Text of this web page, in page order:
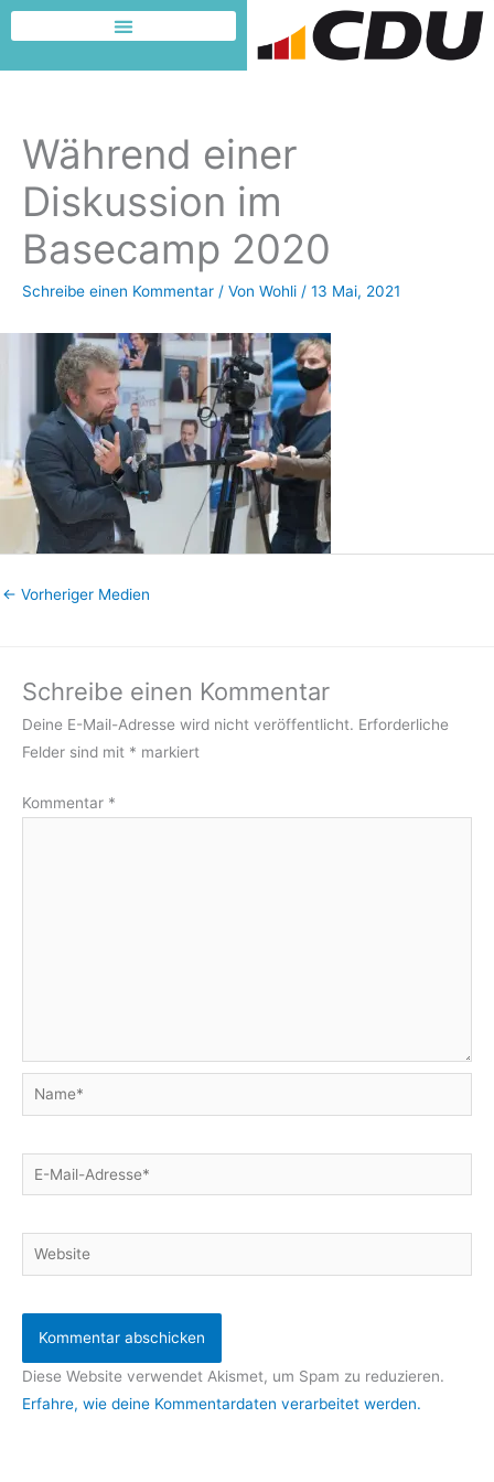
Zum
Inhalt
springen
Während einer
Diskussion im
Basecamp 2020
Schreibe einen Kommentar / Von Wohli / 13 Mai, 2021
← Vorheriger Medien
Schreibe einen Kommentar
Deine E-Mail-Adresse wird nicht veröffentlicht. Erforderliche
Felder sind mit * markiert
Kommentar *
Name*
E-
Mail-
Website
Diese Website verwendet Akismet, um Spam zu reduzieren.
Erfahre, wie deine Kommentardaten verarbeitet werden.